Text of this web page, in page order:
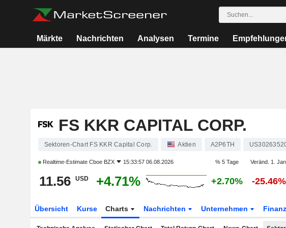
Märkte Nachrichten Analysen Termine
FS KKR CAPITAL CORP.
Sektoren-Chart FS KKR Capital Corp. Aktien A2P6TH
Realtime-Estimate Cboe BZX 15:33:57 06.08.2026 % 5 Tage Veränd. 1. Jan.
11.56 USD +4.71% +2.70% -25.46%
Übersicht Kurse Charts Nachrichten Unternehmen